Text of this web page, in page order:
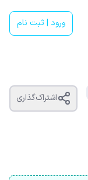
ورود | ثبت نام
اشتراک‌گذاری